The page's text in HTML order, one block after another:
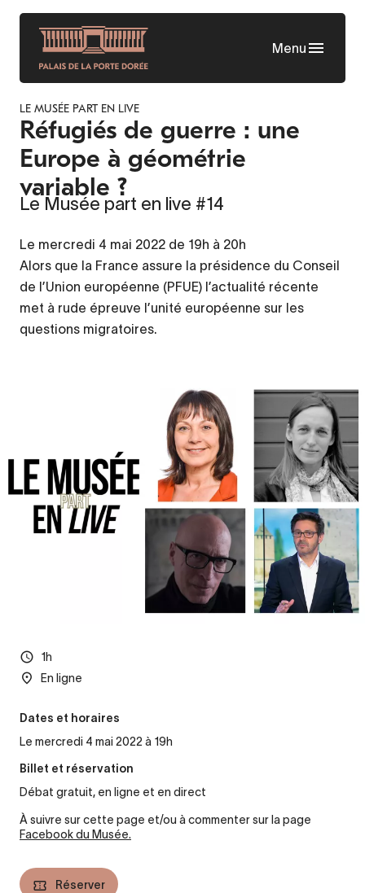
Aller
contenu
principal
Menu
LE MUSÉE PART EN LIVE
Réfugiés de guerre : une
Europe à géométrie
variable ?
Le Musée part en live #14
Le mercredi 4 mai 2022 de 19h à 20h
Alors que la France assure la présidence du Conseil
de l’Union européenne (PFUE) l’actualité récente
met à rude épreuve l’unité européenne sur les
questions migratoires.
1h
En ligne
Dates et horaires
Le mercredi 4 mai 2022 à 19h
Billet et réservation
Débat gratuit, en ligne et en direct
À suivre sur cette page et/ou à commenter sur la page
Facebook du Musée.
Réserver